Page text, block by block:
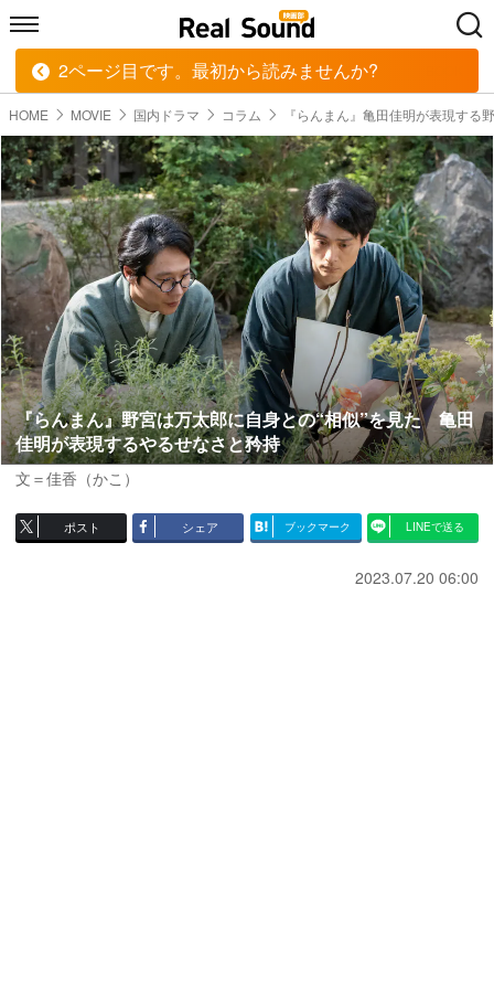
HOME MUSIC MOVIE TECH
HOME MOVIE 国内ドラマ コラム 『らんまん』亀田佳明が表現する
『らんまん』野宮は万太郎に自身との“相似”を見た 亀田
佳明が表現するやるせなさと矜持
文＝佳香（かこ）
ポスト シェア ブックマーク LINEで送る
2023.07.20 06:00
2ページ目です。最初から読みませんか?